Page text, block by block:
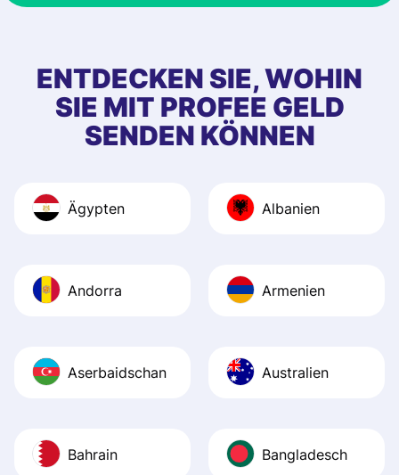
ENTDECKEN SIE, WOHIN
SIE MIT PROFEE GELD
SENDEN KÖNNEN
Ägypten Albanien
Andorra Armenien
Aserbaidschan Australien
Bahrain Bangladesch